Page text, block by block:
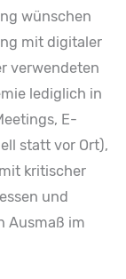
wünschen
mit digitaler
verwendeten
lediglich in
E-
statt vor Ort),
kritischer
und
Ausmaß im